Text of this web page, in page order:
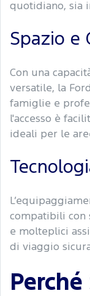
quotidiano, sia
Spazio e
Con una
versatile, la
famiglie e
l'accesso è
ideali per le
compatibili con
e molteplici
di viaggio